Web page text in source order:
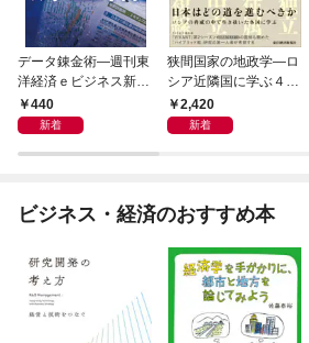
データ錬金術―週刊東
洋経済ｅビジネス新書
Ｎo.493
440
新着
狭間国家の地政学―ロ
シア近隣国に学ぶ４つ
の生き残り戦略
2,420
新着
ビジネス・経済のおすすめ本